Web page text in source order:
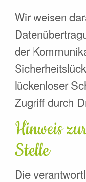
Wir weisen
der
lückenloser
Zugriff durch
Hinweis
Stelle
Die